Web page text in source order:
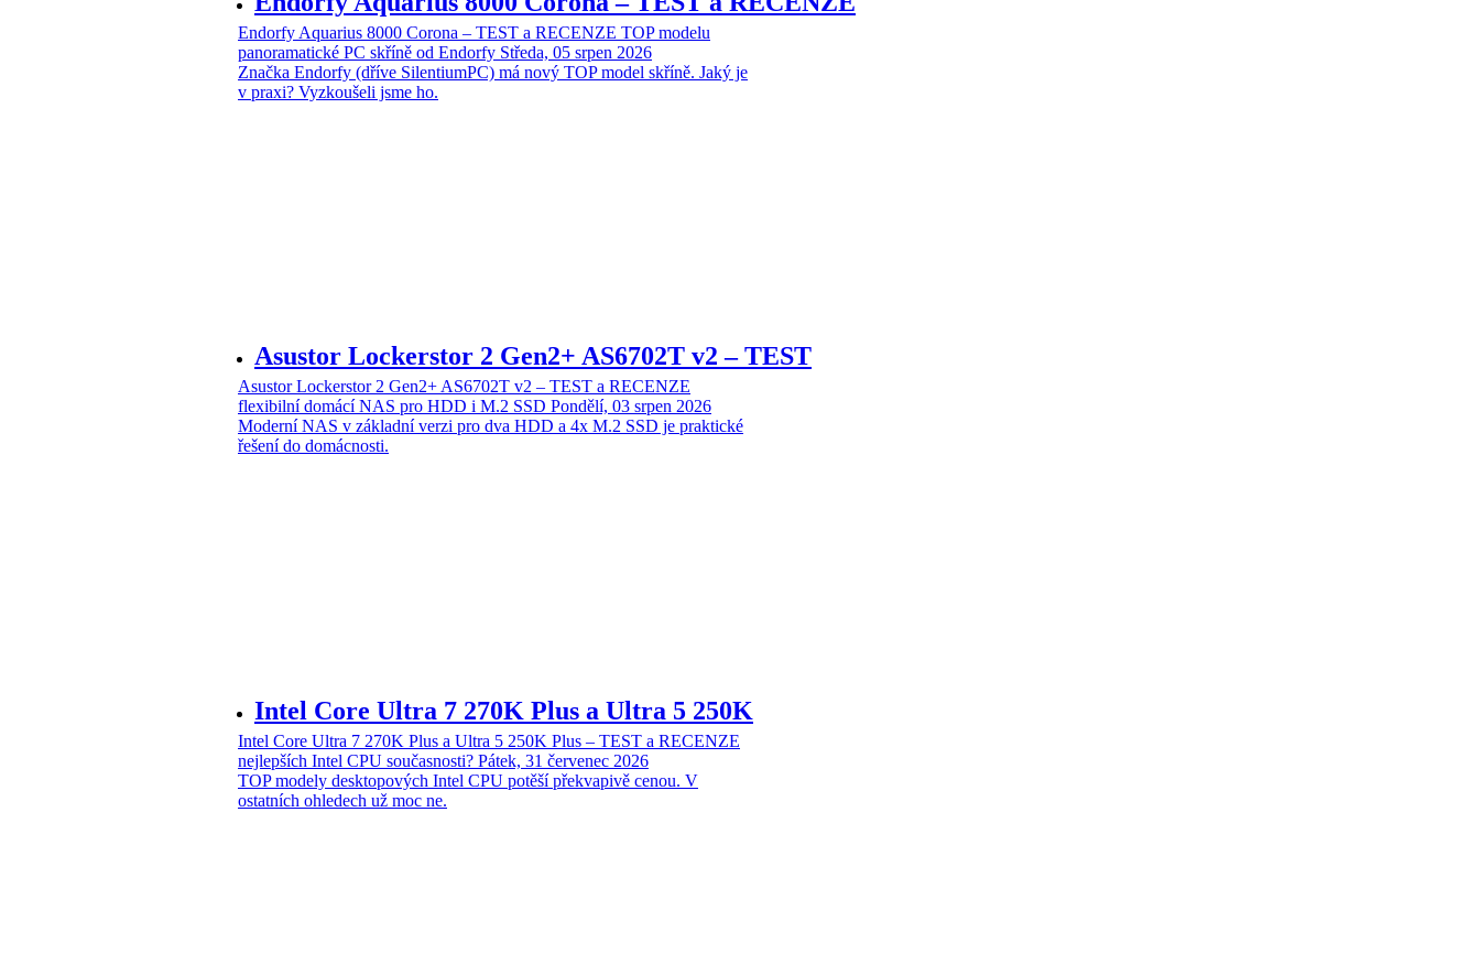
Endorfy Aquarius 8000 Corona – TEST a RECENZE TOP modelu
panoramatické PC skříně od Endorfy Středa, 05 srpen 2026
Značka Endorfy (dříve SilentiumPC) má nový TOP model skříně. Jaký je
v praxi? Vyzkoušeli jsme ho.
Asustor Lockerstor 2 Gen2+ AS6702T v2 – TEST
Asustor Lockerstor 2 Gen2+ AS6702T v2 – TEST a RECENZE
flexibilní domácí NAS pro HDD i M.2 SSD Pondělí, 03 srpen 2026
Moderní NAS v základní verzi pro dva HDD a 4x M.2 SSD je praktické
řešení do domácnosti.
Intel Core Ultra 7 270K Plus a Ultra 5 250K
Intel Core Ultra 7 270K Plus a Ultra 5 250K Plus – TEST a RECENZE
nejlepších Intel CPU současnosti? Pátek, 31 červenec 2026
TOP modely desktopových Intel CPU potěší překvapivě cenou. V
ostatních ohledech už moc ne.